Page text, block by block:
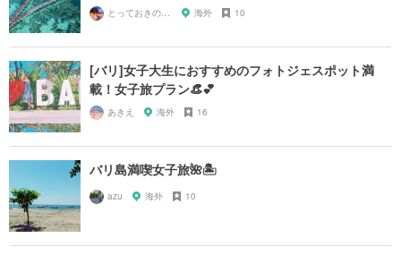
海外 10
[バリ]女子大生におすすめのフォトジェスポット満
載！女子旅プラン👒💕
あきえ 海外 16
バリ島満喫女子旅🌺🏝
azu 海外 10